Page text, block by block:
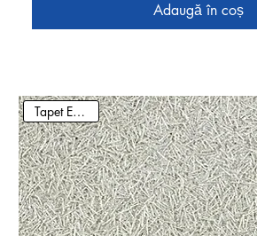
Adaugă în coș
Tapet Ecologic